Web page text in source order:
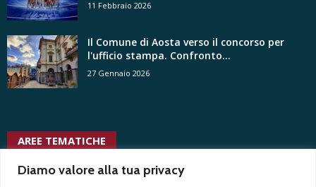
Diamo valore alla tua privacy
11 Febbraio 2026
Il Comune di Aosta verso il concorso per
l'ufficio stampa. Confronto...
27 Gennaio 2026
AREE TEMATICHE
associativa
uffici stampa privati